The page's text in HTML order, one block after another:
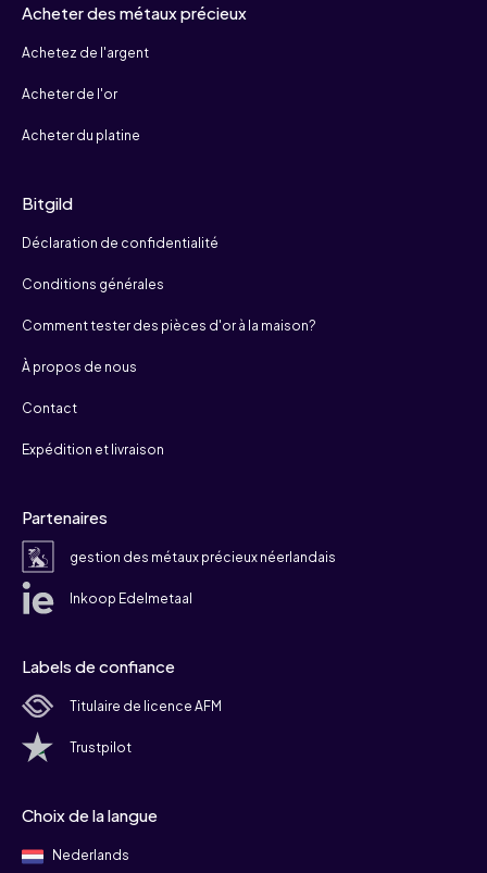
Acheter des métaux précieux
Achetez de l'argent
Acheter de l'or
Acheter du platine
Bitgild
Déclaration de confidentialité
Conditions générales
Comment tester des pièces d'or à la maison?
À propos de nous
Contact
Expédition et livraison
Partenaires
gestion des métaux précieux néerlandais
Inkoop Edelmetaal
Labels de confiance
Titulaire de licence AFM
Trustpilot
Choix de la langue
Nederlands